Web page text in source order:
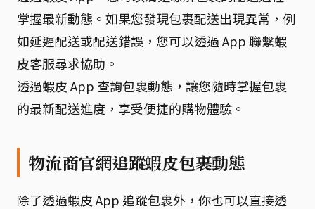
掌握最新動態。如果您發現包裹配送出現異常，例
如延遲配送或配送錯誤，您可以透過 App 聯繫蝦
皮客服尋求協助。
透過蝦皮 App 查詢包裹動態，讓您隨時掌握包裹
的最新配送進度，享受便捷的購物體驗。
物流商官網追蹤蝦皮包裹動態
除了透過蝦皮 App 追蹤包裹外，你也可以直接透